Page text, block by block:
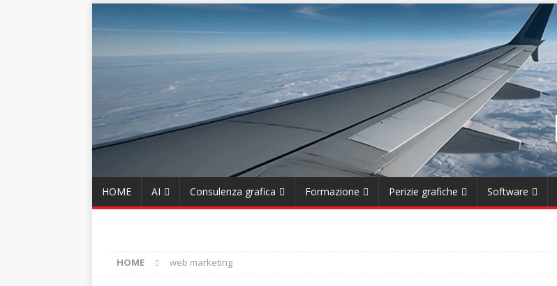
HOME AI Consulenza grafica Formazione Perizie grafiche Software
HOME web marketing